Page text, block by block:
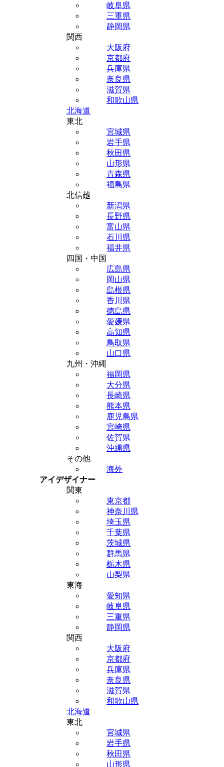
岐阜県
三重県
静岡県
関西
大阪府
京都府
兵庫県
奈良県
滋賀県
和歌山県
北海道
東北
宮城県
岩手県
秋田県
山形県
青森県
福島県
北信越
新潟県
長野県
富山県
石川県
福井県
四国・中国
広島県
岡山県
島根県
香川県
徳島県
愛媛県
高知県
鳥取県
山口県
九州・沖縄
福岡県
大分県
長崎県
熊本県
鹿児島県
宮崎県
佐賀県
沖縄県
その他
海外
アイデザイナー
関東
東京都
神奈川県
埼玉県
千葉県
茨城県
群馬県
栃木県
山梨県
東海
愛知県
岐阜県
三重県
静岡県
関西
大阪府
京都府
兵庫県
奈良県
滋賀県
和歌山県
北海道
東北
宮城県
岩手県
秋田県
山形県